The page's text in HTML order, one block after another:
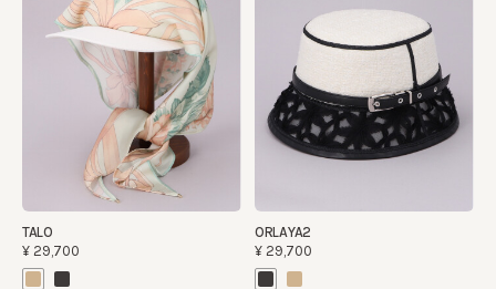
TALO
¥29,700
ORLAYA2
¥29,700